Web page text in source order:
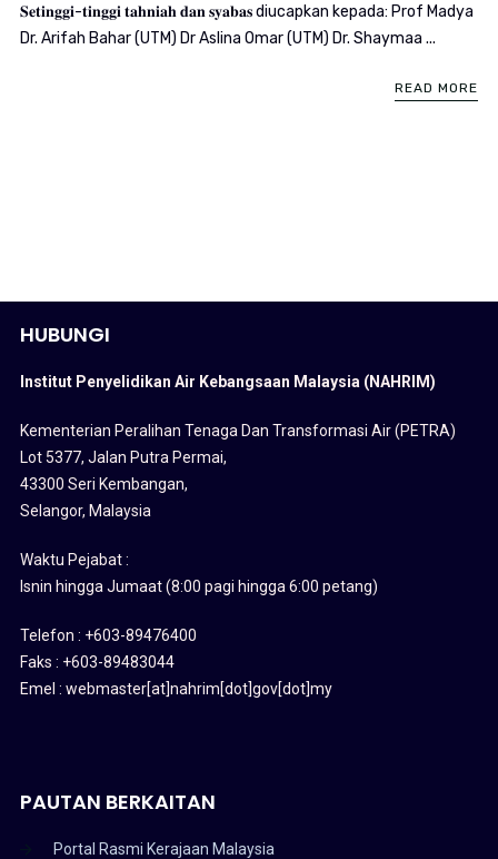
𝐒𝐞𝐭𝐢𝐧𝐠𝐠𝐢-𝐭𝐢𝐧𝐠𝐠𝐢 𝐭𝐚𝐡𝐧𝐢𝐚𝐡 𝐝𝐚𝐧 𝐬𝐲𝐚𝐛𝐚𝐬 diucapkan kepada: Prof Madya
Dr. Arifah Bahar (UTM) Dr Aslina Omar (UTM) Dr. Shaymaa ...
READ MORE
HUBUNGI
Institut Penyelidikan Air Kebangsaan Malaysia (NAHRIM)
Kementerian Peralihan Tenaga Dan Transformasi Air (PETRA)
Lot 5377, Jalan Putra Permai,
43300 Seri Kembangan,
Selangor, Malaysia
Waktu Pejabat :
Isnin hingga Jumaat (8:00 pagi hingga 6:00 petang)
Telefon : +603-89476400
Faks : +603-89483044
Emel : webmaster[at]nahrim[dot]gov[dot]my
PAUTAN BERKAITAN
Portal Rasmi Kerajaan Malaysia